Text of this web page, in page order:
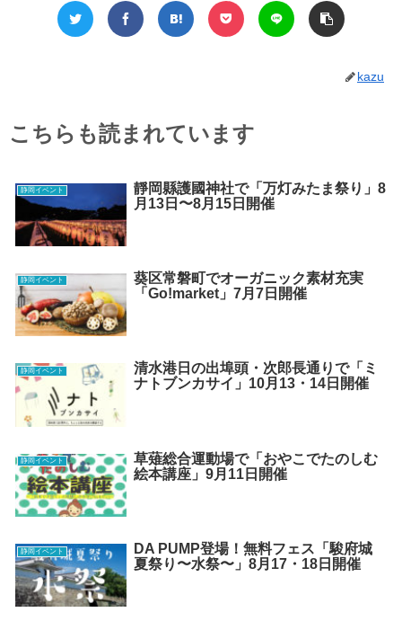
kazu
こちらも読まれています
静岡イベント
靜岡縣護國神社で「万灯みたま祭り」8
月13日〜8月15日開催
静岡イベント
葵区常磐町でオーガニック素材充実
「Go!market」7月7日開催
静岡イベント
清水港日の出埠頭・次郎長通りで「ミ
ナトブンカサイ」10月13・14日開催
静岡イベント
草薙総合運動場で「おやこでたのしむ
絵本講座」9月11日開催
静岡イベント
DA PUMP登場！無料フェス「駿府城
夏祭り〜水祭〜」8月17・18日開催